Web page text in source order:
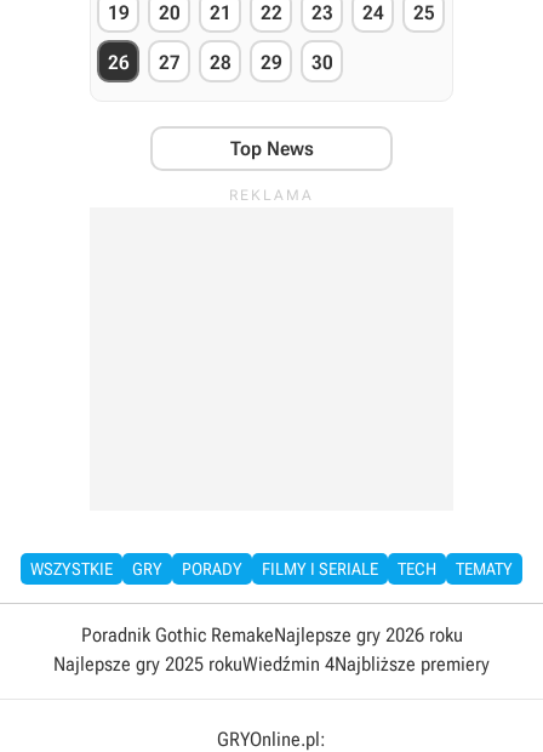
19 20 21 22 23 24 25
26 27 28 29 30
Top News
WSZYSTKIE GRY PORADY FILMY I SERIALE TECH TEMATY
Poradnik Gothic RemakeNajlepsze gry 2026 roku
Najlepsze gry 2025 rokuWiedźmin 4Najbliższe premiery
GRYOnline.pl: